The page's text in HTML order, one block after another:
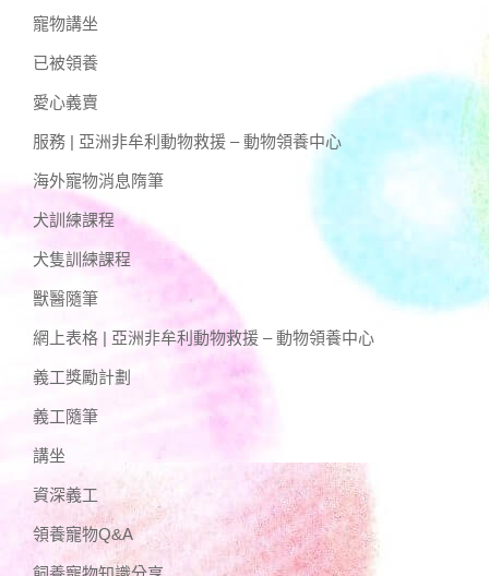
寵物講坐
已被領養
愛心義賣
服務 | 亞洲非牟利動物救援 – 動物領養中心
海外寵物消息隋筆
犬訓練課程
犬隻訓練課程
獸醫隨筆
網上表格 | 亞洲非牟利動物救援 – 動物領養中心
義工獎勵計劃
義工隨筆
講坐
資深義工
領養寵物Q&A